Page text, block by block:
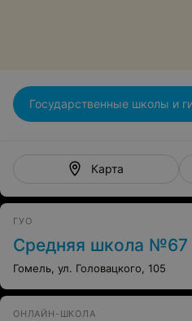
Карта
ГУО
Средняя школа №67
Гомель, ул. Головацкого, 105
ОНЛАЙН-ШКОЛА